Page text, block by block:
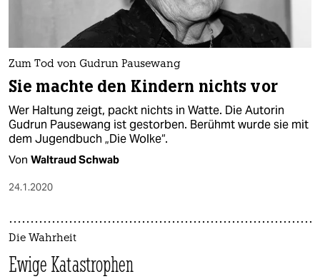
Zum Tod von Gudrun Pausewang
Sie machte den Kindern nichts vor
Wer Haltung zeigt, packt nichts in Watte. Die Autorin
Gudrun Pausewang ist gestorben. Berühmt wurde sie mit
dem Jugendbuch „Die Wolke“.
Von Waltraud Schwab
24.1.2020
Die Wahrheit
Ewige Katastrophen